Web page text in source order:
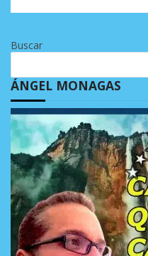
Buscar
ÁNGEL MONAGAS